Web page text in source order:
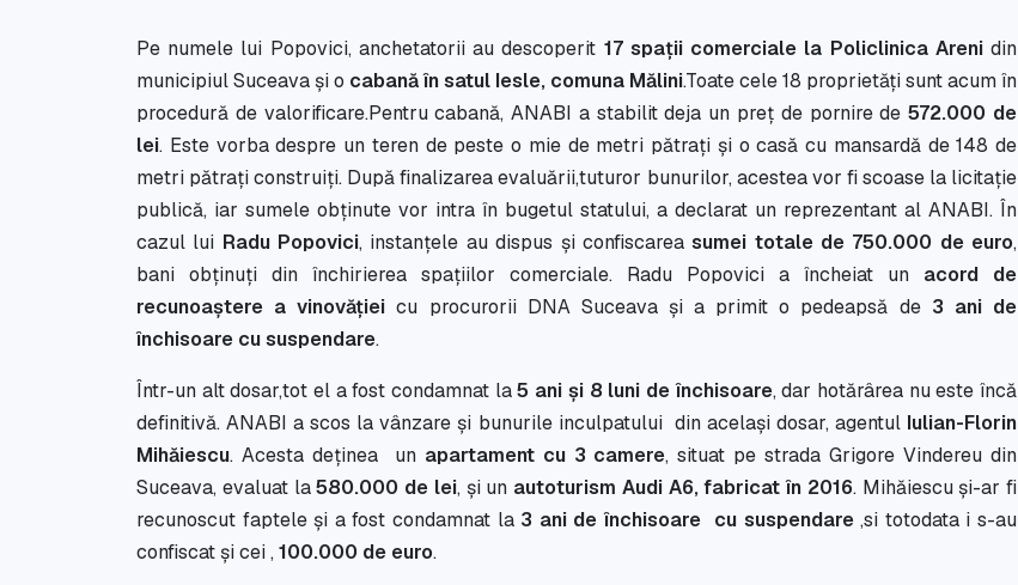
Pe numele lui Popovici, anchetatorii au descoperit 17 spații comerciale la Policlinica Arenidin
municipiul Suceava și o cabană în satul Iesle, comuna Mălini.Toate cele 18 proprietăți sunt acum în
procedură de valorificare.Pentru cabană, ANABI a stabilit deja un preț de pornire de572.000 de
lei. Este vorba despre un teren de peste o mie de metri pătrați și o casă cu mansardă de 148 de
metri pătrați construiți. După finalizarea evaluării,tuturor bunurilor, acestea vor fi scoase la licitație
publică, iar sumele obținute vor intra în bugetul statului, a declarat un reprezentant al ANABI. În
cazul lui Radu Popovici, instanțele au dispus și confiscareasumei totale de 750.000 de euro,
bani obținuți din închirierea spațiilor comerciale. Radu Popovici a încheiat un acord de
recunoaștere a vinovăției cu procurorii DNA Suceava și a primit o pedeapsă de 3 ani de
închisoare cu suspendare.
Într-un alt dosar,tot el a fost condamnat la5 ani și 8 luni de închisoare, dar hotărârea nu este încă
definitivă. ANABI a scos la vânzare și bunurile inculpatului din același dosar, agentul Iulian-Florin
Mihăiescu. Acesta deținea un apartament cu 3 camere, situat pe strada Grigore Vindereu din
Suceava, evaluat la580.000 de lei, și un autoturism Audi A6, fabricat în 2016. Mihăiescu și-ar fi
recunoscut faptele și a fost condamnat la 3 ani de închisoare cu suspendare,si totodata i s-au
confiscat și cei , 100.000 de euro.